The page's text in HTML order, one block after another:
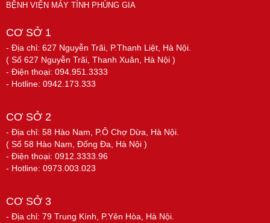
BỆNH VIỆN MÁY TÍNH PHÙNG GIA
CƠ SỞ 1
- Địa chỉ: 627 Nguyễn Trãi, P.Thanh Liệt, Hà Nội.
( Số 627 Nguyễn Trãi, Thanh Xuân, Hà Nội )
- Điện thoại: 094.951.3333
- Hotline: 0942.173.333
CƠ SỞ 2
- Địa chỉ: 58 Hào Nam, P.Ô Chợ Dừa, Hà Nội.
( Số 58 Hào Nam, Đống Đa, Hà Nội )
- Điện thoại: 0912.3333.96
- Hotline: 0973.003.023
CƠ SỞ 3
- Địa chỉ: 79 Trung Kính, P.Yên Hòa, Hà Nội.